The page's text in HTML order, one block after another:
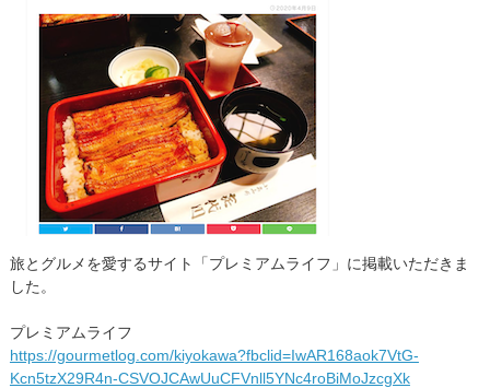
旅とグルメを愛するサイト「プレミアムライフ」に掲載いただきま
した。
プレミアムライフ
https://gourmetlog.com/kiyokawa?fbclid=IwAR168aok7VtG-
Kcn5tzX29R4n-CSVOJCAwUuCFVnll5YNc4roBiMoJzcgXk